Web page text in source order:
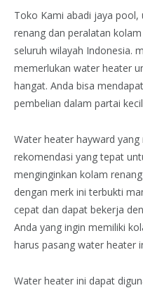
Toko Kami abadi jaya
renang dan peralatan
seluruh wilayah Indonesia.
memerlukan water heater
hangat. Anda bisa
pembelian dalam partai
Water heater hayward
rekomendasi yang tepat
menginginkan kolam
dengan merk ini terbukti
cepat dan dapat bekerja
Anda yang ingin memiliki
harus pasang water heater
Water heater ini dapat